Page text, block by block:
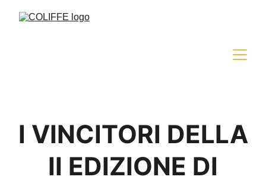
I VINCITORI DELLA
II EDIZIONE DI